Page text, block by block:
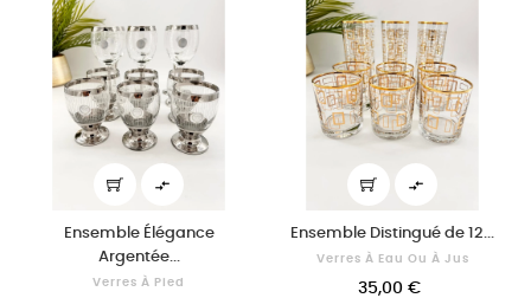

Ensemble Élégance
Argentée...
Verres À Pied

Ensemble Distingué de 12...
Verres À Eau Ou À Jus
35,00 €